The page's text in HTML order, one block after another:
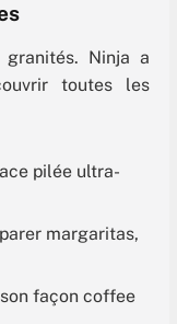
Ninja a
toutes les
pilée ultra-
margaritas,
façon coffee